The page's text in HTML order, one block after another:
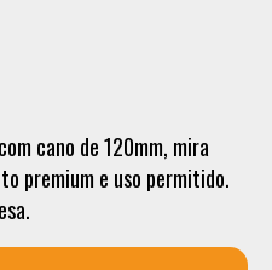
cano de 120mm, mira
premium e uso permitido.